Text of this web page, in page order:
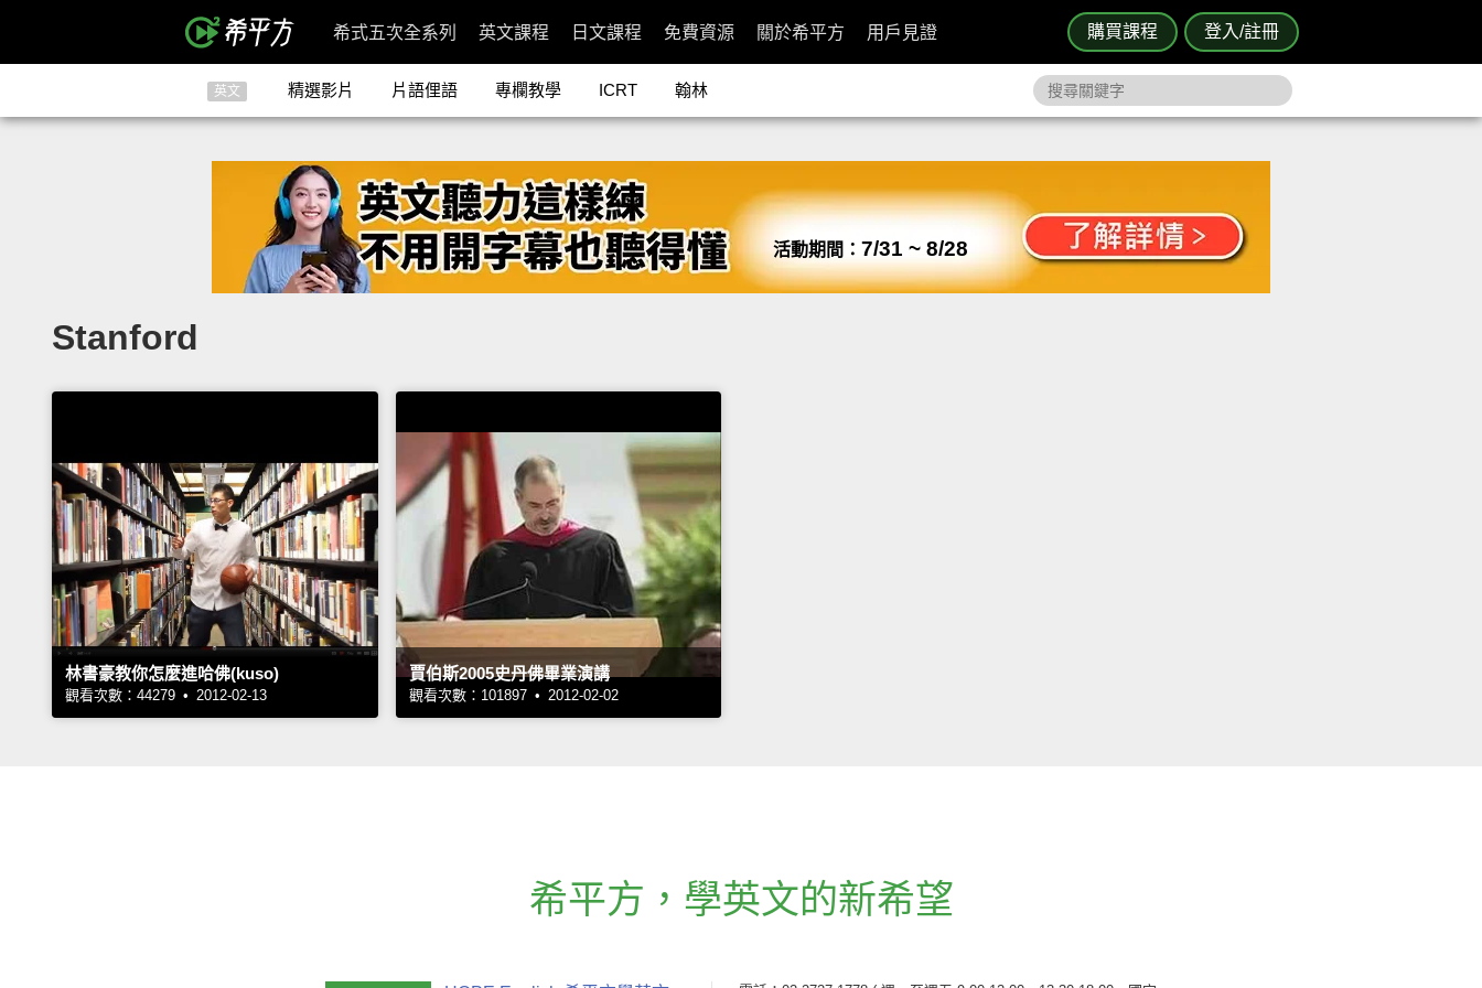
購買課程 登入/註冊
希式五次全系列 英文課程 日文課程 免費資源 關於希平方 用戶見證
英文 精選影片 片語俚語 專欄教學 ICRT 翰林
活動期間： 7/31 ~ 8/28
Stanford
林書豪教你怎麼進哈佛(kuso)
觀看次數：44279 • 2012-02-13
賈伯斯2005史丹佛畢業演講
觀看次數：101897 • 2012-02-02
希平方 ， 學英文的新希望